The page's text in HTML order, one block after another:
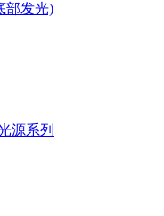
部发光)
源系列